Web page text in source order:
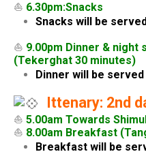
⛵ 6.30pm:Snacks
Snacks will be
⛵ 9.00pm Dinner & night
(Tekerghat 30 minutes)
Dinner will be
Ittenary: 2nd
⛵ 5.00am Towards
⛵ 8.00am Breakfast
Breakfast will be